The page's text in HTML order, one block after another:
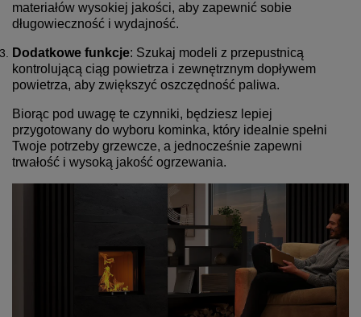
materiałów wysokiej jakości, aby zapewnić sobie
długowieczność i wydajność.
Dodatkowe funkcje: Szukaj modeli z przepustnicą
kontrolującą ciąg powietrza i zewnętrznym dopływem
powietrza, aby zwiększyć oszczędność paliwa.
Biorąc pod uwagę te czynniki, będziesz lepiej
przygotowany do wyboru kominka, który idealnie spełni
Twoje potrzeby grzewcze, a jednocześnie zapewni
trwałość i wysoką jakość ogrzewania.